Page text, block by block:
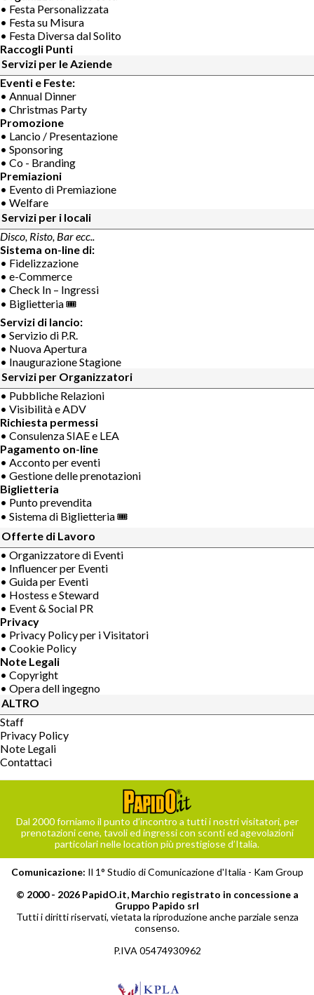
• Festa Personalizzata
• Festa su Misura
• Festa Diversa dal Solito
Raccogli Punti
Servizi per le Aziende
Eventi e Feste:
• Annual Dinner
• Christmas Party
Promozione
• Lancio / Presentazione
• Sponsoring
• Co - Branding
Premiazioni
• Evento di Premiazione
• Welfare
Servizi per i locali
Disco, Risto, Bar ecc..
Sistema on-line di:
• Fidelizzazione
• e-Commerce
• Check In – Ingressi
• Biglietteria 🎟
Servizi di lancio:
• Servizio di P.R.
• Nuova Apertura
• Inaugurazione Stagione
Servizi per Organizzatori
• Pubbliche Relazioni
• Visibilità e ADV
Richiesta permessi
• Consulenza SIAE e LEA
Pagamento on-line
• Acconto per eventi
• Gestione delle prenotazioni
Biglietteria
• Punto prevendita
• Sistema di Biglietteria 🎟
Offerte di Lavoro
• Organizzatore di Eventi
• Influencer per Eventi
• Guida per Eventi
• Hostess e Steward
• Event & Social PR
Privacy
• Privacy Policy per i Visitatori
• Cookie Policy
Note Legali
• Copyright
• Opera dell ingegno
ALTRO
Staff
Privacy Policy
Note Legali
Contattaci
Dal 2000 forniamo il punto d’incontro a tutti i nostri visitatori, per
prenotazioni cene, tavoli ed ingressi con sconti ed agevolazioni
particolari nelle location più prestigiose d’Italia.
Comunicazione: Il 1° Studio di Comunicazione d'Italia - Kam Group
© 2000 - 2026 PapidO.it, Marchio registrato in concessione a
Gruppo Papido srl
Tutti i diritti riservati, vietata la riproduzione anche parziale senza
consenso.
P.IVA 05474930962